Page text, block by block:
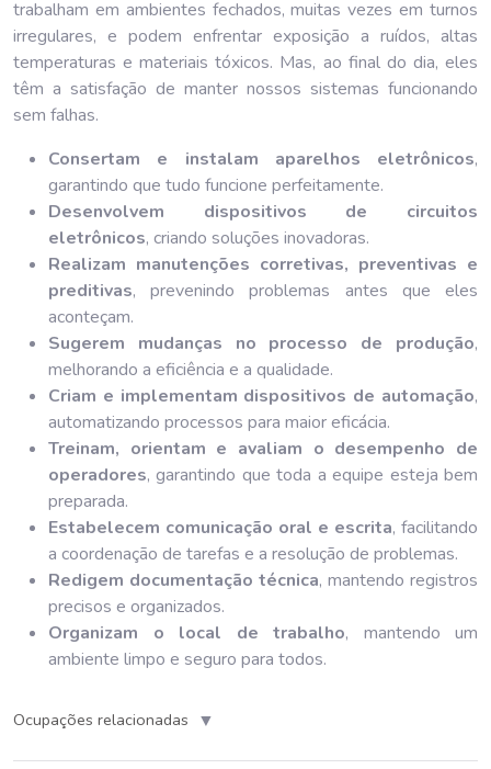
trabalham em ambientes fechados, muitas vezes em turnos
irregulares, e podem enfrentar exposição a ruídos, altas
temperaturas e materiais tóxicos. Mas, ao final do dia, eles
têm a satisfação de manter nossos sistemas funcionando
sem falhas.
Consertam e instalam aparelhos eletrônicos,
garantindo que tudo funcione perfeitamente.
Desenvolvem dispositivos de circuitos
eletrônicos, criando soluções inovadoras.
Realizam manutenções corretivas, preventivas e
preditivas, prevenindo problemas antes que eles
aconteçam.
Sugerem mudanças no processo de produção,
melhorando a eficiência e a qualidade.
Criam e implementam dispositivos de automação,
automatizando processos para maior eficácia.
Treinam, orientam e avaliam o desempenho de
operadores, garantindo que toda a equipe esteja bem
preparada.
Estabelecem comunicação oral e escrita, facilitando
a coordenação de tarefas e a resolução de problemas.
Redigem documentação técnica, mantendo registros
precisos e organizados.
Organizam o local de trabalho, mantendo um
ambiente limpo e seguro para todos.
Ocupações relacionadas ▼